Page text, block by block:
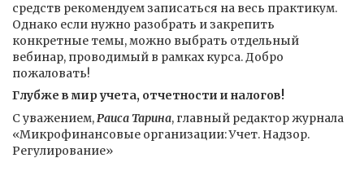
средств рекомендуем записаться на весь практикум.
Однако если нужно разобрать и закрепить
конкретные темы, можно выбрать отдельный
вебинар, проводимый в рамках курса. Добро
пожаловать!
Глубже в мир учета, отчетности и налогов!
С уважением,Раиса Тарина, главный редактор журнала
«Микрофинансовые организации: Учет. Надзор.
Регулирование»